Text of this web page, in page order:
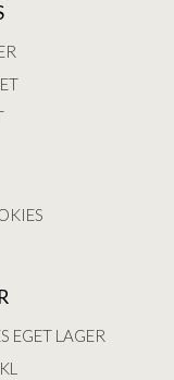
EGET LAGER